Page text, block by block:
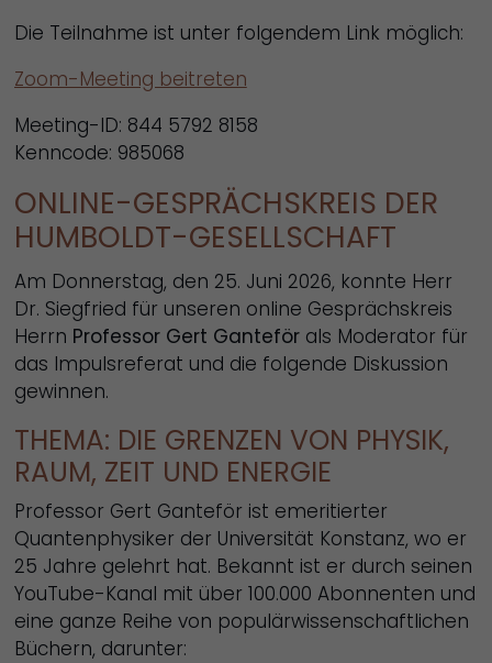
Die Teilnahme ist unter folgendem Link möglich:
Zoom-Meeting beitreten
Meeting-ID: 844 5792 8158
Kenncode: 985068
ONLINE-GESPRÄCHSKREIS DER
HUMBOLDT-GESELLSCHAFT
Am Donnerstag, den 25. Juni 2026, konnte Herr
Dr. Siegfried für unseren online Gesprächskreis
Herrn Professor Gert Ganteförals Moderator für
das Impulsreferat und die folgende Diskussion
gewinnen.
THEMA: DIE GRENZEN VON PHYSIK,
RAUM, ZEIT UND ENERGIE
Professor Gert Ganteför ist emeritierter
Quantenphysiker der Universität Konstanz, wo er
25 Jahre gelehrt hat. Bekannt ist er durch seinen
YouTube-Kanal mit über 100.000 Abonnenten und
eine ganze Reihe von populärwissenschaftlichen
Büchern, darunter: